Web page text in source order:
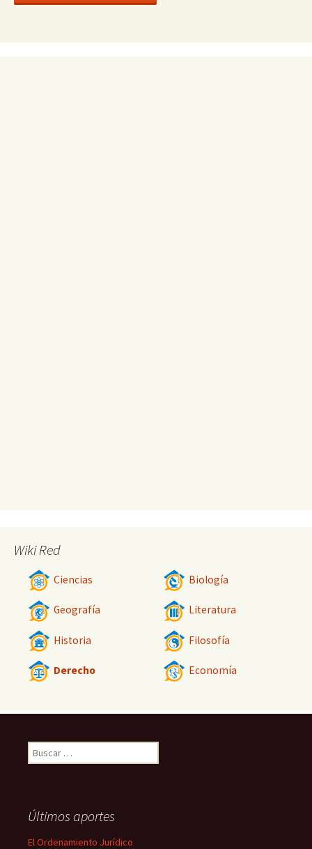
Wiki Red
Ciencias Biología
Geografía Literatura
Historia Filosofía
Derecho Economía
Buscar:
Últimos aportes
El Ordenamiento Jurídico